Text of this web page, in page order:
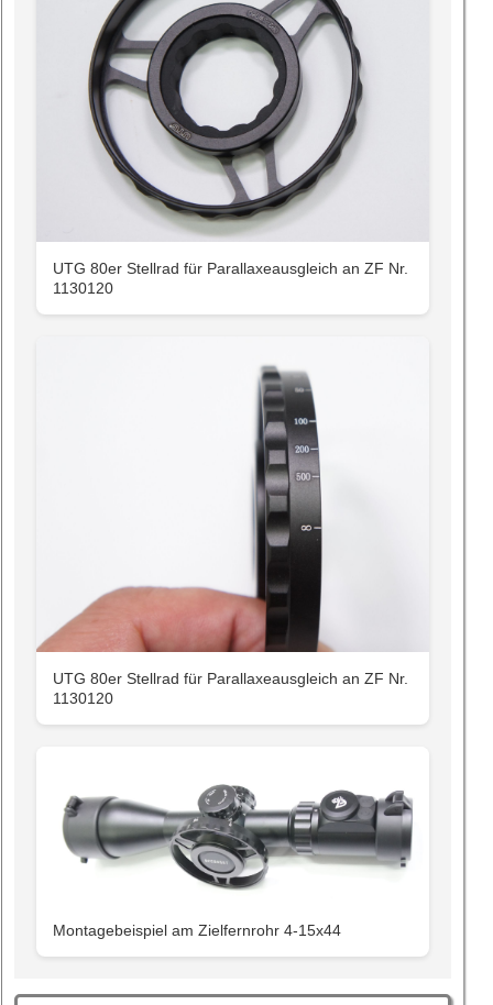
UTG 80er Stellrad für Parallaxeausgleich an ZF Nr.
1130120
UTG 80er Stellrad für Parallaxeausgleich an ZF Nr.
1130120
Montagebeispiel am Zielfernrohr 4-15x44